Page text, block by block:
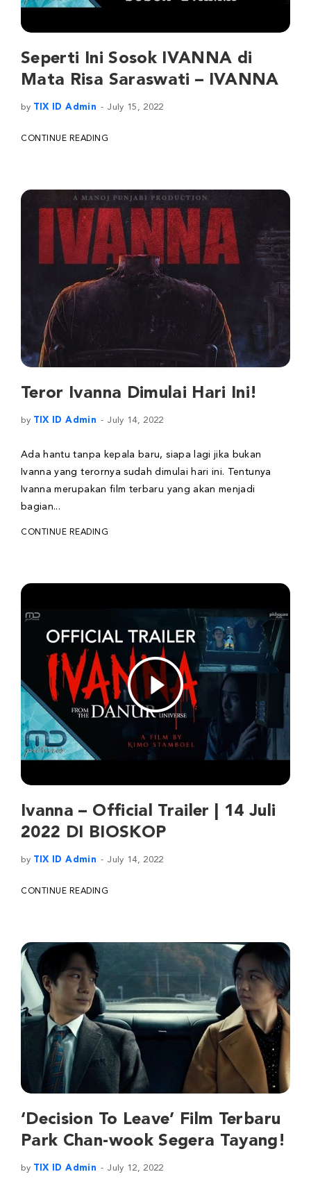
Seperti Ini Sosok IVANNA di
Mata Risa Saraswati – IVANNA
by TIX ID Admin July 15, 2022
CONTINUE READING
Teror Ivanna Dimulai Hari Ini!
by TIX ID Admin July 14, 2022
Ada hantu tanpa kepala baru, siapa lagi jika bukan
Ivanna yang terornya sudah dimulai hari ini. Tentunya
Ivanna merupakan film terbaru yang akan menjadi
bagian...
CONTINUE READING
Ivanna – Official Trailer | 14 Juli
2022 DI BIOSKOP
by TIX ID Admin July 14, 2022
CONTINUE READING
‘Decision To Leave’ Film Terbaru
Park Chan-wook Segera Tayang!
by TIX ID Admin July 12, 2022